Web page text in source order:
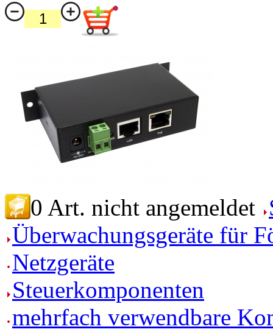
0 Art. nicht angemeldet
Überwachungsgeräte für
Netzgeräte
Steuerkomponenten
mehrfach verwendbare